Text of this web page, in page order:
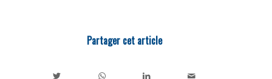
Partager cet article